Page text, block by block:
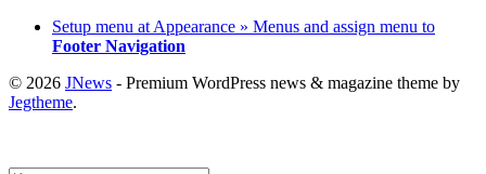
Setup menu at Appearance » Menus and assign menu to
Footer Navigation
© 2026 JNews - Premium WordPress news & magazine theme by
Jegtheme.